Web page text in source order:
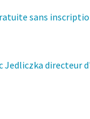
sans
Jedliczka directeur